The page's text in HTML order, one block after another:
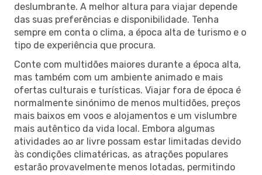
deslumbrante. A melhor altura para viajar depende
das suas preferências e disponibilidade. Tenha
sempre em conta o clima, a época alta de turismo e o
tipo de experiência que procura.
Conte com multidões maiores durante a época alta,
mas também com um ambiente animado e mais
ofertas culturais e turísticas. Viajar fora de época é
normalmente sinónimo de menos multidões, preços
mais baixos em voos e alojamentos e um vislumbre
mais autêntico da vida local. Embora algumas
atividades ao ar livre possam estar limitadas devido
às condições climatéricas, as atrações populares
estarão provavelmente menos lotadas, permitindo